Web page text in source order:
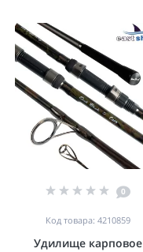
0
Код товара: 4210859
Удилище карповое